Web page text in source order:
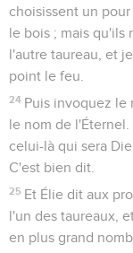
choisissent un
le bois ; mais qu'ils
l'autre taureau, et
point le feu.
24 Puis invoquez le
le nom de
celui-là qui sera
C'est bien dit.
25 Et Élie dit aux
l'un des taureaux,
en plus grand